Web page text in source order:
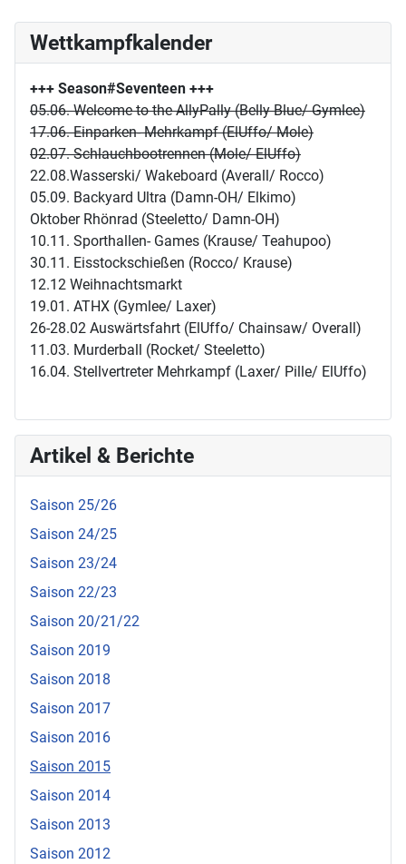
Wettkampfkalender
+++ Season#Seventeen +++
05.06. Welcome to the AllyPally (Belly Blue/ Gymlee)
17.06. Einparken- Mehrkampf (ElUffo/ Mole)
02.07. Schlauchbootrennen (Mole/ ElUffo)
22.08.Wasserski/ Wakeboard (Averall/ Rocco)
05.09. Backyard Ultra (Damn-OH/ Elkimo)
Oktober Rhönrad (Steeletto/ Damn-OH)
10.11. Sporthallen- Games (Krause/ Teahupoo)
30.11. Eisstockschießen (Rocco/ Krause)
12.12 Weihnachtsmarkt
19.01. ATHX (Gymlee/ Laxer)
26-28.02 Auswärtsfahrt (ElUffo/ Chainsaw/ Overall)
11.03. Murderball (Rocket/ Steeletto)
16.04. Stellvertreter Mehrkampf (Laxer/ Pille/ ElUffo)
Artikel & Berichte
Saison 25/26
Saison 24/25
Saison 23/24
Saison 22/23
Saison 20/21/22
Saison 2019
Saison 2018
Saison 2017
Saison 2016
Saison 2015
Saison 2014
Saison 2013
Saison 2012